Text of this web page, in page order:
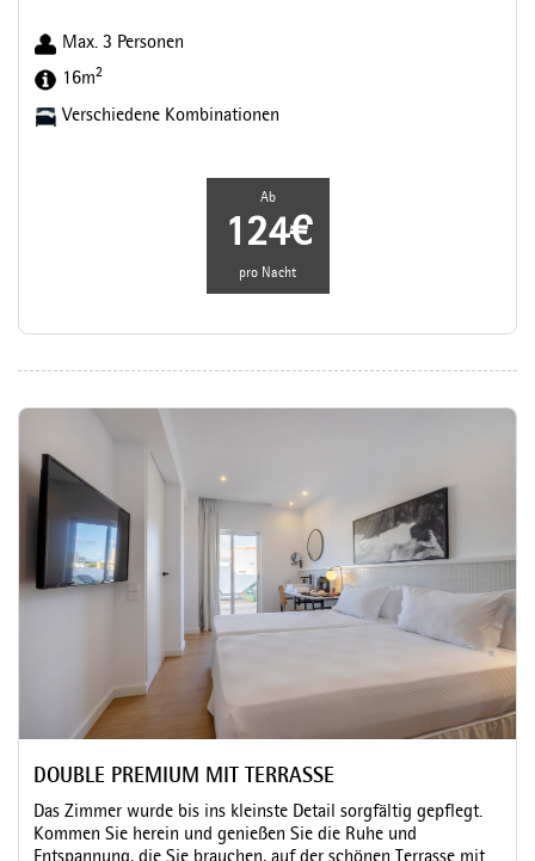
Max. 3 Personen
16m2
Verschiedene Kombinationen
Ab
124€
pro Nacht
DOUBLE PREMIUM MIT TERRASSE
Das Zimmer wurde bis ins kleinste Detail sorgfältig gepflegt.
Kommen Sie herein und genießen Sie die Ruhe und